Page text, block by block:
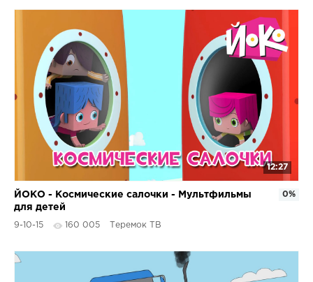
12:27
ЙОКО - Космические салочки - Мультфильмы
для детей
9-10-15 160 005 Теремок ТВ
0%